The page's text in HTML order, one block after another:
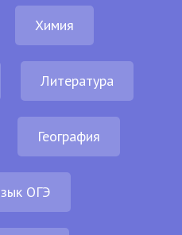
Химия
Литература
География
ОГЭ